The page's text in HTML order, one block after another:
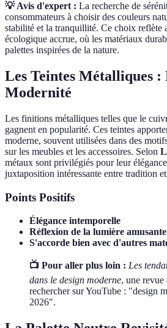
💡 Avis d'expert : La recherche de
consommateurs à choisir des couleurs
stabilité et la tranquillité. Ce choix reflète
écologique accrue, où les matériaux
palettes inspirées de la nature.
Les Teintes Métalliques
Modernité
Les finitions métalliques telles que le
gagnent en popularité. Ces teintes
moderne, souvent utilisées dans des
sur les meubles et les accessoires. Selon
métaux sont privilégiés pour leur
juxtaposition intéressante entre tradition
Points Positifs
Élégance intemporelle
Réflexion de la lumière amusante
S'accorde bien avec d'autres
📺 Pour aller plus loin : Les
dans le design moderne, une
rechercher sur YouTube : "design
2026".